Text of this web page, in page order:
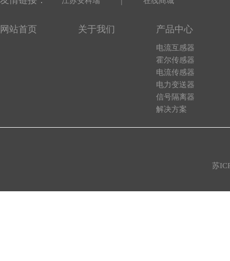
网站首页 关于我们 产品中心
电流互感器
霍尔传感器
电流传感器
电力变送器
信号隔离器
解决方案
苏